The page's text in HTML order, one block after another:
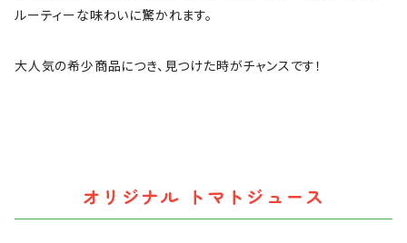
ルーティーな味わいに驚かれます。
大人気の希少商品につき、見つけた時がチャンスです！
オリジナル トマトジュース